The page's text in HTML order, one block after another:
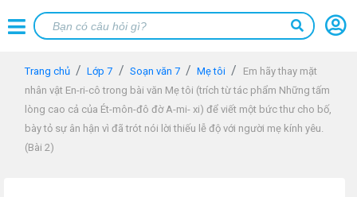
Trang chủ Lớp 7 Soạn văn 7 Mẹ tôi
Em hãy thay mặt
nhân vật En-ri-cô trong bài văn Mẹ tôi (trích từ tác phẩm Những tấm
lòng cao cả của Ét-môn-đô đờ A-mi- xi) để viết một bức thư cho bố,
bày tỏ sự ân hận vì đã trót nói lời thiếu lễ độ với người mẹ kính yêu.
(Bài 2)